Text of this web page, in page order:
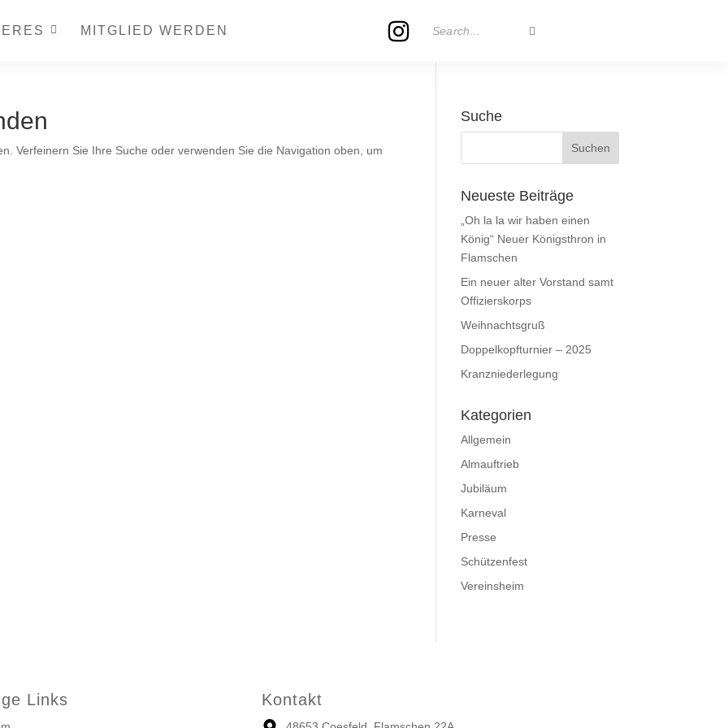
MITGLIED WERDEN
Verfeinern Sie Ihre Suche oder verwenden Sie die Navigation oben, um
Suche
Neueste Beiträge
„Oh la la wir haben einen
König“ Neuer Königsthron in
Flamschen
Ein neuer alter Vorstand samt
Offizierskorps
Weihnachtsgruß
Doppelkopfturnier – 2025
Kranzniederlegung
Kategorien
Allgemein
Almauftrieb
Jubiläum
Karneval
Presse
Schützenfest
Vereinsheim
Links Kontakt